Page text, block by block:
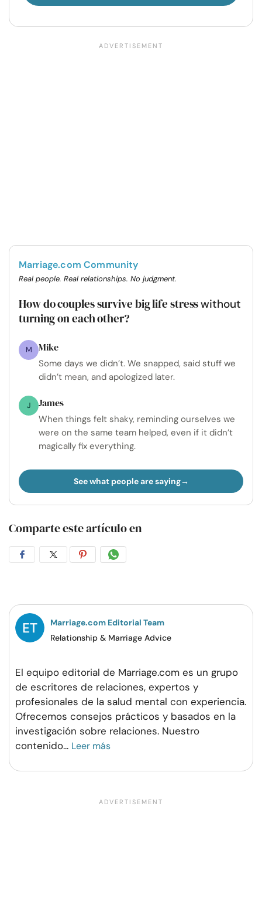
Marriage.com Community
Real people. Real relationships. No judgment.
How do couples survive big life stresswithout
turning on each other?
M Mike
Some days we didn’t. We snapped, said stuff we
didn’t mean, and apologized later.
J James
When things felt shaky, reminding ourselves we
were on the same team helped, even if it didn’t
magically fix everything.
See what people are saying
Comparte este artículo en
CompartirCompartirCompartirCompartir
Marriage.com Editorial Team
Relationship & Marriage Advice
El equipo editorial de Marriage.com es un grupo
de escritores de relaciones, expertos y
profesionales de la salud mental con experiencia.
Ofrecemos consejos prácticos y basados en la
investigación sobre relaciones. Nuestro
contenido... Leer más